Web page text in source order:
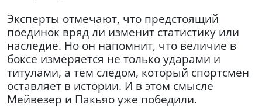
Эксперты отмечают, что предстоящий
поединок вряд ли изменит статистику или
наследие. Но он напомнит, что величие в
боксе измеряется не только ударами и
титулами, а тем следом, который спортсмен
оставляет в истории. И в этом смысле
Мейвезер и Пакьяо уже победили.